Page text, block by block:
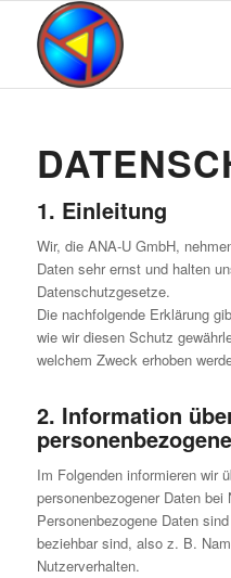
1. Einleitung
Wir, die ANA-U GmbH,
Daten sehr ernst und halten
Datenschutzgesetze.
Die nachfolgende Erklärung
wie wir diesen Schutz
welchem Zweck erhoben
2. Information
Im Folgenden informieren wir
personenbezogener Daten
Personenbezogene Daten
beziehbar sind, also z. B.
Nutzerverhalten.